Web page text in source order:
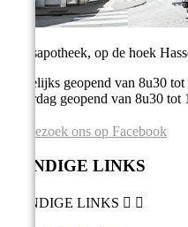
Stadsapotheek, op de hoek
Dagelijks geopend van 8u30 tot
Zaterdag geopend van 8u30 tot
Bezoek ons op Facebook
HANDIGE LINKS
HANDIGE LINKS  